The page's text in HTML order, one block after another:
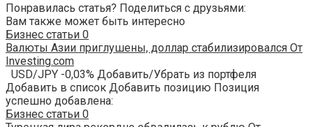
Понравилась статья? Поделиться с друзьями:
Вам также может быть интересно
Бизнес статьи 0
Валюты Азии приглушены, доллар стабилизировался От
Investing.com
USD/JPY -0,03% Добавить/Убрать из портфеля
Добавить в список Добавить позицию Позиция
успешно добавлена:
Бизнес статьи 0